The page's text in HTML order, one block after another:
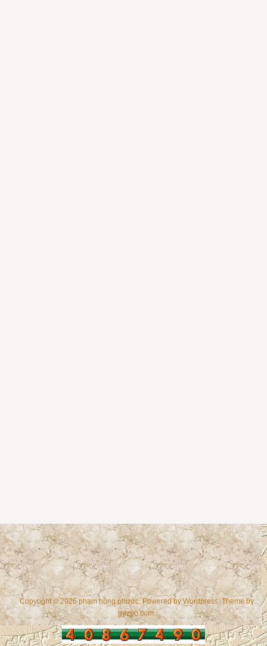
Copyright © 2026 phạm hồng phước. Powered byWordpress, Theme by
gazpo.com.